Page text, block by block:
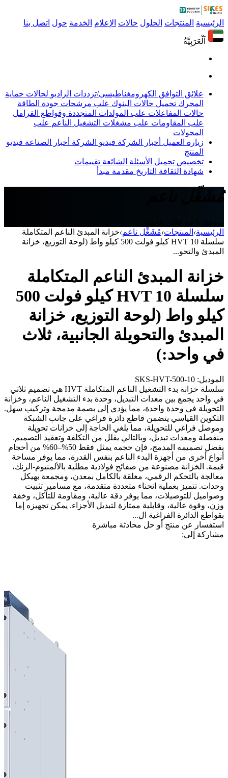
الرئيسية المنتجات الحلول حالات الإعلام الخدمة حول اتصل بنا
اَلْعَرَبِيَّةُ
علائق التوافق الكهرومغناطيسي/ترددات الراديو لحالات حماية
المحرك تحميل حالات البنوك علب مرشحات جودة الطاقة
حالات المفاعلات علب المولدات المتجددة وقواطع الفرامل
علب المقاومات علب مشغلات التشغيل الناعم علب
المحولات
زيارة العميل أخبار الشركة فيديو الشركة أخبار الصناعة فيديو
المنتج
تخصيص تحميل الأسئلة الشائعة تقييمات
شهادة الثقافة التاريخ مقدمة مبدأ
الرئيسية› المنتجات›مُشَغِّل ناعم›خزانة المبدئ الناعم المتكاملة
سلسلة HVT 10 كيلو فولت 500 كيلو واط (لوحة التوزيع، خزانة
المبدئ والتحو...
خزانة المبدئ الناعم المتكاملة
سلسلة HVT 10 كيلو فولت 500
كيلو واط (لوحة التوزيع، خزانة
المبدئ والتحويلة الجانبية، ثلاث
في واحد:)
الموديل: SKS-HVT-500-10
سلسلة خزانة بدء التشغيل الناعم المتكاملة HVT هي تصميم ثلاثي
في واحد يجمع بين معدات التبديل، وحدة بدء التشغيل الناعم، وخزانة
التحويلة في وحدة واحدة، مما يؤدي إلى بصمة مدمجة وتركيب سهل.
التكوين القياسي يتضمن قاطع دائرة فراغي على جانب الشبكة
وموصل فراغي للتحويلة، مما يلغي الحاجة إلى خزانات تحويلة
منفصلة ومعدات تبديل، وبالتالي يقلل من التكلفة وتعقيد التصميم.
بفضل تصميمه المدمج، فإن حجمه يمثل فقط 50%–60% من أحجام
أنواع أخرى من أجهزة البدء الناعم بنفس القدرة، مما يوفر مساحة
قيمة. الخزانة مصنوعة من صفائح فولاذية مطلية بالألمنيوم-الزنك،
معالجة بالتحكم الرقمي، مغلقة بالكامل بمعدن، ومجمعة بهيكل
وحدات. تتميز بعملية انحناء متعددة متقدمة، مع مسامير تثبيت
وصواميل للتوصيلات، مما يوفر دقة عالية، ومقاومة للتآكل، وخفة
وزن، وقوة عالية، وقابلية ممتازة لتبديل الأجزاء. يمكن تجهيزه إما
بقواطع الدائرة الفراغية ال...
استفسار عن منتج أو حل محادثة مباشرة
مشاركة إلى: